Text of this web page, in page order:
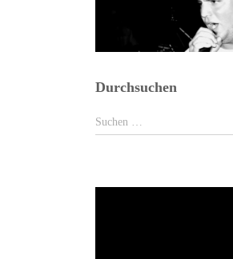
Durchsuchen
nach:
Suchen …